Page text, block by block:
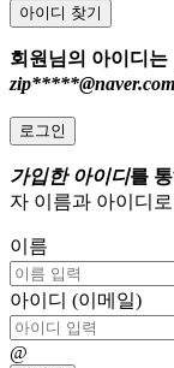
아이디 찾기
회원님의 아이디는
zip*****@naver.com
로그인
가입한 아이디를
자 이름과 아이디
이름
아이디 (이메일)
@